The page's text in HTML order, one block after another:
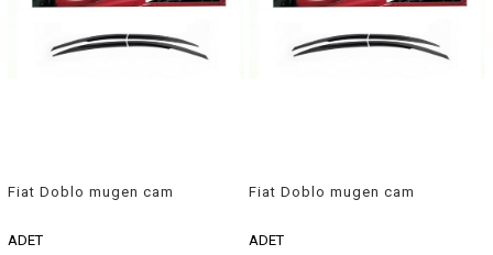
Fiat Doblo mugen cam
ADET
Fiat Doblo mugen cam
ADET